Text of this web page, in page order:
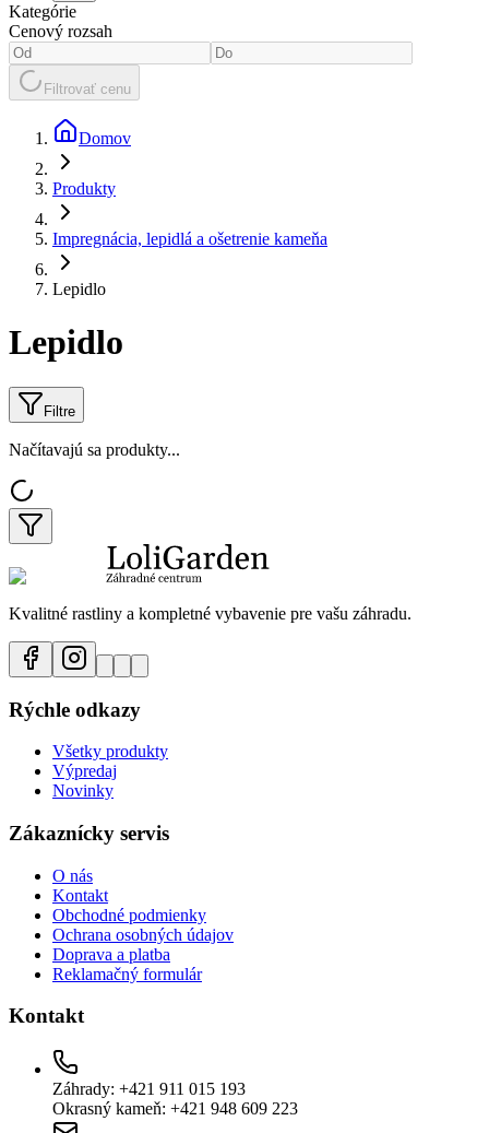
Kategórie
Cenový rozsah
Filtrovať cenu
Domov
Produkty
Impregnácia, lepidlá a ošetrenie kameňa
Lepidlo
Lepidlo
Filtre
Načítavajú sa produkty...
Kvalitné rastliny a kompletné vybavenie pre vašu záhradu.
Rýchle odkazy
Všetky produkty
Výpredaj
Novinky
Zákaznícky servis
O nás
Kontakt
Obchodné podmienky
Ochrana osobných údajov
Doprava a platba
Reklamačný formulár
Kontakt
Záhrady: +421 911 015 193
Okrasný kameň: +421 948 609 223